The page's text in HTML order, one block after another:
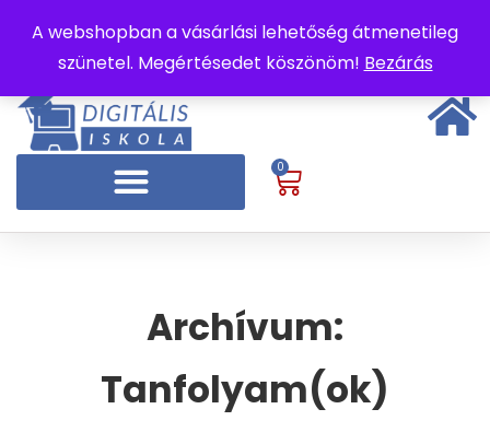
A webshopban a vásárlási lehetőség átmenetileg
szünetel. Megértésedet köszönöm! Bezárás
0
Archívum:
Tanfolyam(ok)